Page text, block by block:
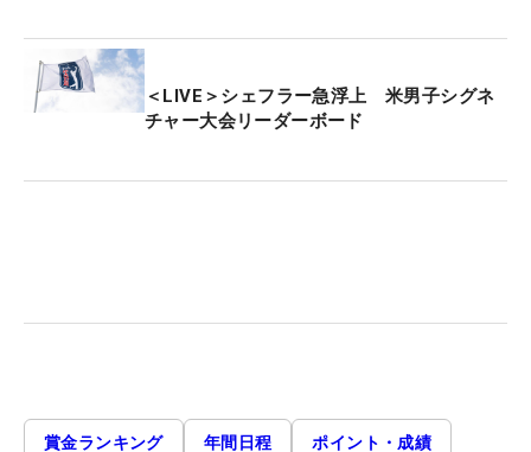
＜LIVE＞シェフラー急浮上 米男子シグネ
チャー大会リーダーボード
賞金ランキング 年間日程 ポイント・成績